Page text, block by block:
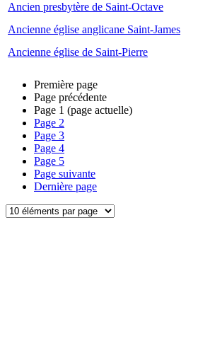
Ancien presbytère de Saint-Octave
Ancienne église anglicane Saint-James
Ancienne église de Saint-Pierre
Première page
Page précédente
Page 1 (page actuelle)
Page 2
Page 3
Page 4
Page 5
Page suivante
Dernière page